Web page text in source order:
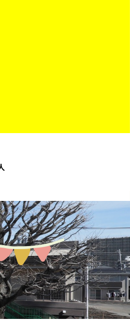
園の概要課外教室
地域開放
い合わせ